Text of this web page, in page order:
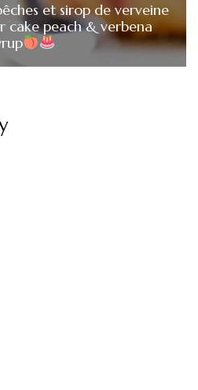
et sirop de verveine
cake peach & verbena